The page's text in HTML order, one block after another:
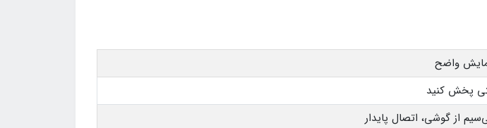
از گوشی، اتصال پایدار